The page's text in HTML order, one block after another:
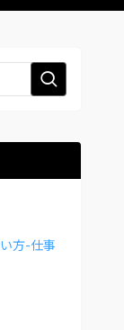
方-仕事